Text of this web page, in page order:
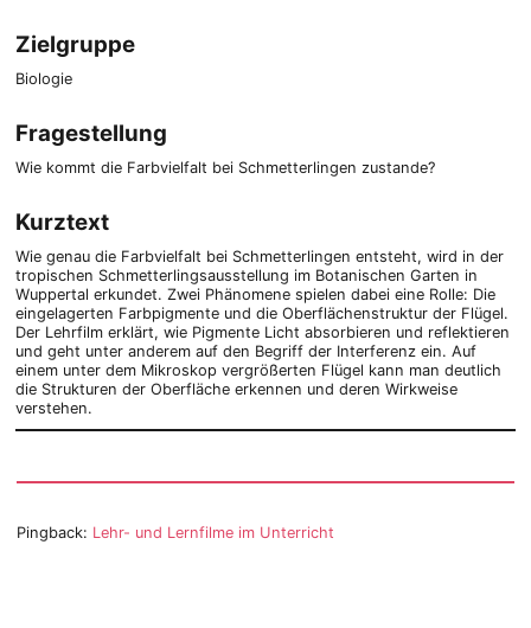
Zielgruppe
Biologie
Fragestellung
Wie kommt die Farbvielfalt bei Schmetterlingen zustande?
Kurztext
Wie genau die Farbvielfalt bei Schmetterlingen entsteht, wird in der
tropischen Schmetterlingsausstellung im Botanischen Garten in
Wuppertal erkundet. Zwei Phänomene spielen dabei eine Rolle: Die
eingelagerten Farbpigmente und die Oberflächenstruktur der Flügel.
Der Lehrfilm erklärt, wie Pigmente Licht absorbieren und reflektieren
und geht unter anderem auf den Begriff der Interferenz ein. Auf
einem unter dem Mikroskop vergrößerten Flügel kann man deutlich
die Strukturen der Oberfläche erkennen und deren Wirkweise
verstehen.
Pingback: Lehr- und Lernfilme im Unterricht